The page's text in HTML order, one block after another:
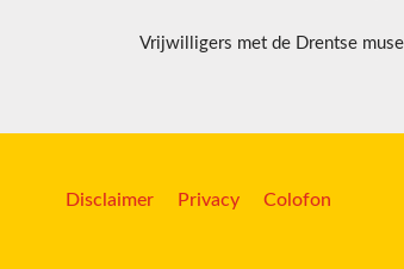
Vrijwilligers met de Drentse
Disclaimer Privacy Colofon